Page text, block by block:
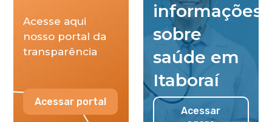
Acesse aqui
nosso portal da
transparência
Acessar portal
informações
sobre
saúde em
Itaboraí
Acessar